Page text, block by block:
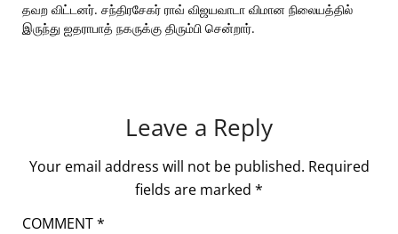
தவற விட்டனர். சந்திரசேகர் ராவ் விஜயவாடா விமான நிலையத்தில்
இருந்து ஐதராபாத் நகருக்கு திரும்பி சென்றார்.
Leave a Reply
Your email address will not be published. Required
fields are marked *
COMMENT*